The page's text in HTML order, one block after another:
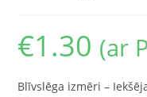
€1.30 (ar
Blīvslēga izmēri –